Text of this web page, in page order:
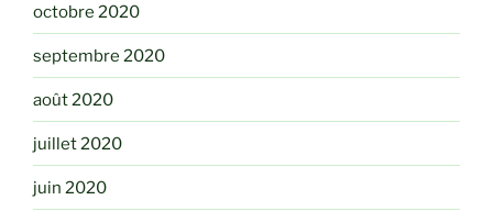
octobre 2020
septembre 2020
août 2020
juillet 2020
juin 2020